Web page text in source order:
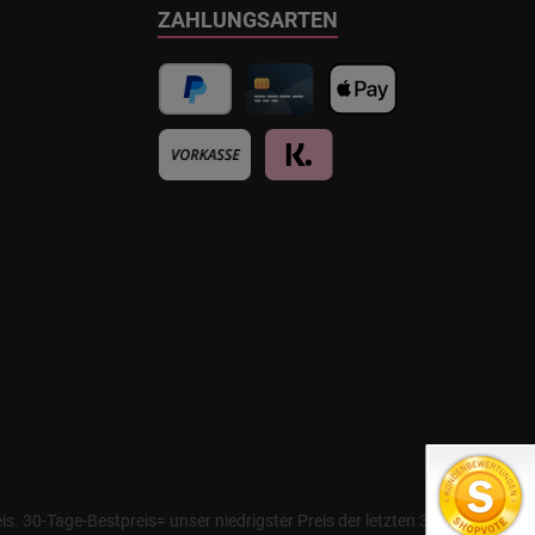
ZAHLUNGSARTEN
30-Tage-Bestpreis= unser niedrigster Preis der letzten 30 Tage